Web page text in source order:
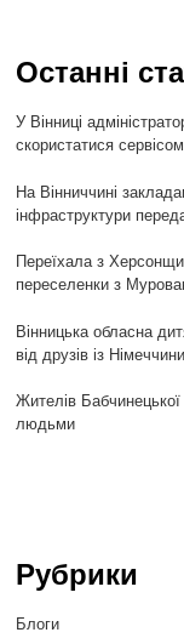
Останні
У Вінниці
скористатися сервісом
На Вінниччині
інфраструктури
Переїхала з
переселенки з
Вінницька обласна
від друзів із Німеччини
Жителів
людьми
Рубрики
Блоги